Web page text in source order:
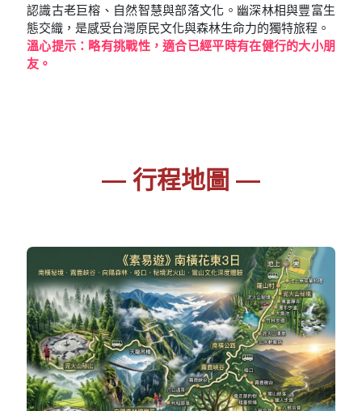
認識古老巨榕、自然智慧與部落文化。幽深林相與豐富生
態交織，是感受台灣原民文化與森林生命力的獨特旅程。
溫心提示：略有挑戰性，適合已經平時有在健行的大小朋
友。
— 行程地圖 —